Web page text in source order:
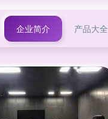
企业简介 产品大全